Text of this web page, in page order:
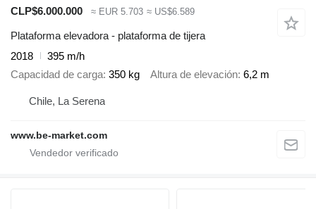
CLP$6.000.000
≈ EUR 5.703 ≈ US$6.589
Plataforma elevadora - plataforma de tijera
2018
395 m/h
Capacidad de carga 350 kg Altura de elevación 6,2 m
Chile, La Serena
www.be-market.com